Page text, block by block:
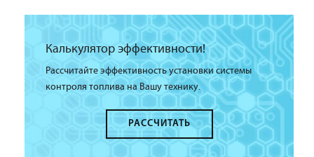
Калькулятор эффективности!
Рассчитайте эффективность установки системы
контроля топлива на Вашу технику.
РАССЧИТАТЬ